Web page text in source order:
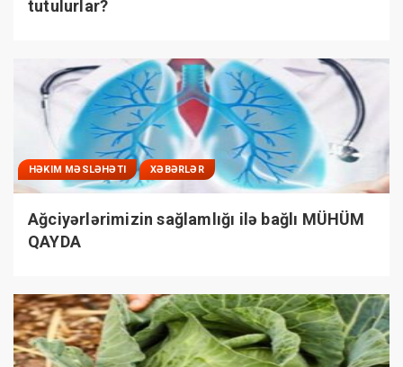
tutulurlar?
HƏKIM MƏSLƏHƏTI XƏBƏRLƏR
Ağciyərlərimizin sağlamlığı ilə bağlı MÜHÜM
QAYDA